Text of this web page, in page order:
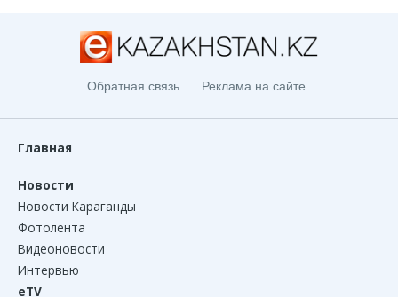
Обратная связь Реклама на сайте
Главная
Новости
Новости Караганды
Фотолента
Видеоновости
Интервью
eTV